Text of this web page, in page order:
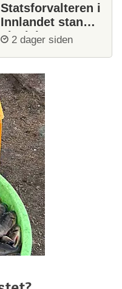
Statsforvalteren i
Innlandet stanser
ulvejakt
2 dager siden